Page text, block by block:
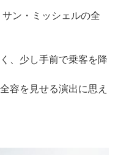
ン・ミッシェルの全
、少し手前で乗客を降
容を見せる演出に思え